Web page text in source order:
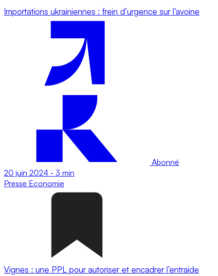
Importations ukrainiennes : frein d’urgence sur l’avoine
Abonné
20 juin 2024 - 3 min
Presse Economie
Vignes : une PPL pour autoriser et encadrer l’entraide